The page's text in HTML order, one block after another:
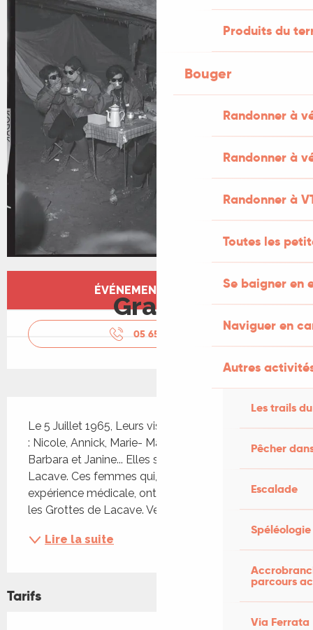
Produits du
Bouger
Randonner à
Randonner à
Randonner à
Toutes les
Se baigner en
Naviguer en
Autres
Les trails
Pêcher
Escalade
Spéléologie
parcours
Via Ferrata
Ouverture et coordonnées
ÉVÉNEMENT TERMINÉ
Gratuit
05 65 37 87
Le 5 Juillet 1965, Leurs visages sortent de l’ombre
: Nicole, Annick, Marie- Madeleine, Irène, Françoise,
Barbara et Janine... Elles sont les sept recluses de
Lacave. Ces femmes qui, dans le cadre d’une
expérience médicale, ont passé quinze jours dans
les Grottes de Lacave. Venez assister à une...
Lire la suite
Tarifs